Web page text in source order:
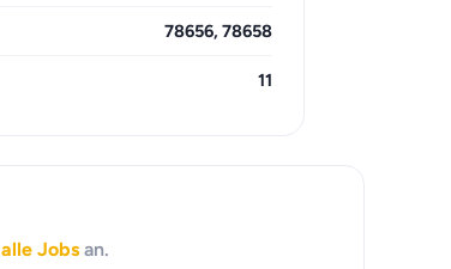
78656, 78658
11
alle Jobsan.